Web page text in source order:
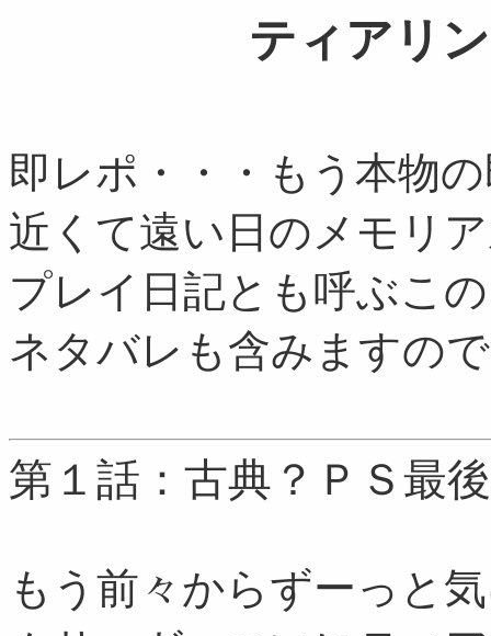
ティアリ
即レポ・・・もう本物
近くて遠い日のメモリ
プレイ日記とも呼ぶこ
ネタバレも含みますの
第１話：古典？ＰＳ最
もう前々からずーっと